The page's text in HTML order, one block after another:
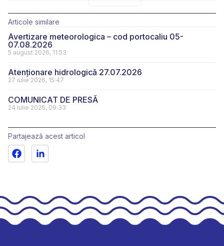
Articole similare
Avertizare meteorologica – cod portocaliu 05-
07.08.2026
5 august 2026, 11:53
Atenționare hidrologică 27.07.2026
27 iulie 2026, 15:47
COMUNICAT DE PRESĂ
24 iulie 2026, 09:33
Partajează acest articol